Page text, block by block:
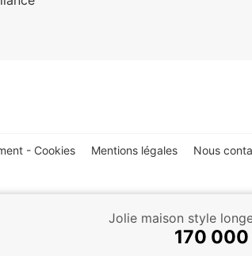
Jolie maison style
170 000
- Cookies Mentions légales Nous